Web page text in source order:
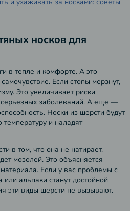
носков для
в тепле и комфорте. А это
Если стопы мерзнут,
Это увеличивает риски
серьезных заболеваний. А еще —
Носки из шерсти будут
и наладят
в том, что она не натирает.
мозолей. Это объясняется
Если у вас проблемы с
альпаки станут достойной
эти виды шерсти не вызывают.